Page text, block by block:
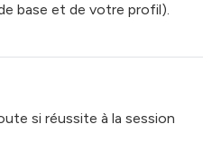
base et de votre profil).
si réussite à la session